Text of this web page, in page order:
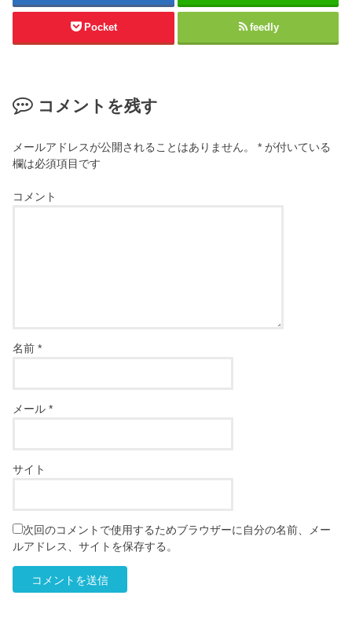
Pocket feedly
コメントを残す
メールアドレスが公開されることはありません。 * が付いている
欄は必須項目です
コメント
名前*
メール*
サイト
次回のコメントで使用するためブラウザーに自分の名前、メー
ルアドレス、サイトを保存する。